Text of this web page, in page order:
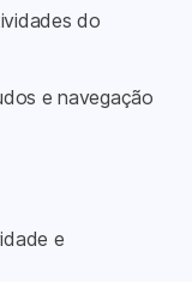
do
e navegação
e